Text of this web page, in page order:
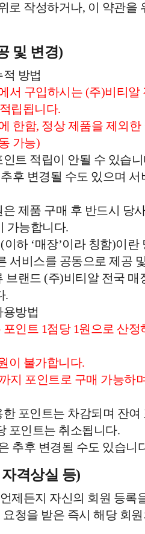
로 작성하거나, 이 약관
및 변경)
적 방법
서 구입하시는 (주)비티
립됩니다.
한함, 정상 제품을 제외
가능)
트 적립이 안될 수 있습
후 변경될 수도 있으며
제품 구매 후 반드시 당
가능합니다.
하 ‘매장’이라 칭함)이
서비스를 공동으로 제공
랜드 (주)비티알 전국 매
.
용방법
인트 1점당 1원으로 산정
이 불가합니다.
지 포인트로 구매 가능하
포인트는 차감되며 잔여
포인트는 취소됩니다.
추후 변경될 수도 있습니
격상실 등)
제든지 자신의 회원 등록
청을 받은 즉시 해당 회